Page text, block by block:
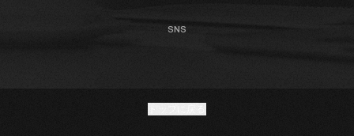
SNS